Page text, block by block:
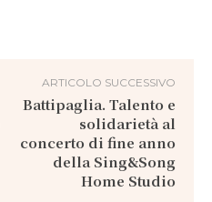
ARTICOLO SUCCESSIVO
Battipaglia. Talento e
solidarietà al
concerto di fine anno
della Sing&Song
Home Studio